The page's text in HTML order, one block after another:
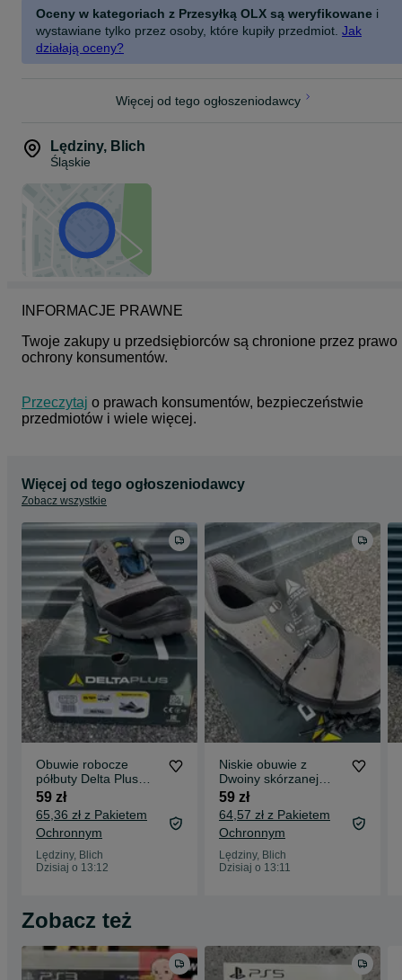
ZAPRASZAMY
#golden #goldeniko #bizuteria #jubilerNIKO #złoto #skuptelefonow
#skupaut #skuprowerow
Oceny w kategoriach z Przesyłką OLX są weryfikowane i
wystawiane tylko przez osoby, które kupiły przedmiot. Jak
działają oceny?
Więcej od tego ogłoszeniodawcy
Lędziny, Blich
Śląskie
INFORMACJE PRAWNE
Twoje zakupy u przedsiębiorców są chronione przez prawo
ochrony konsumentów.
Przeczytaj o prawach konsumentów, bezpieczeństwie
przedmiotów i wiele więcej.
Więcej od tego ogłoszeniodawcy
Zobacz wszystkie
Obuwie robocze
półbuty Delta Plus
MAZAN S1P SRC |
Rozmiar 45 |
59 zł
65,36 zł z Pakietem
Ochronnym
Lędziny, Blich
Dzisiaj o 13:12
Niskie obuwie z
Dwoiny skórzanej
Welur Fennec3 S1P
Src | Rozmiar 40 |
59 zł
64,57 zł z Pakietem
Ochronnym
Lędziny, Blich
Dzisiaj o 13:11
Zobacz też